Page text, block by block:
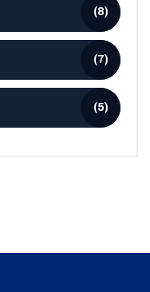
(8)
(7)
(5)